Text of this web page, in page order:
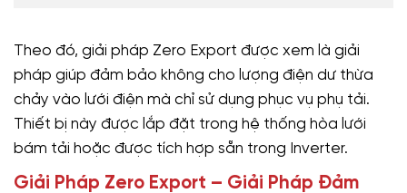
Theo đó, giải pháp Zero Export được xem là giải
pháp giúp đảm bảo không cho lượng điện dư thừa
chảy vào lưới điện mà chỉ sử dụng phục vụ phụ tải.
Thiết bị này được lắp đặt trong hệ thống hòa lưới
bám tải hoặc được tích hợp sẵn trong Inverter.
Giải Pháp Zero Export – Giải Pháp Đảm